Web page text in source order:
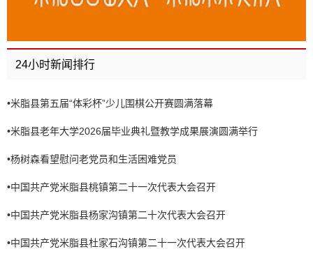
24小时新闻排行
•米脂县第五届“体彩杯”少儿围棋公开赛圆满落幕
•米脂县老年大学2026届毕业典礼暨教学成果展演圆满举行
•杨树森看望慰问老党员和生活困难党员
•中国共产党米脂县桃镇第二十一次代表大会召开
•中国共产党米脂县杨家沟镇第二十次代表大会召开
•中国共产党米脂县杜家石沟镇第二十一次代表大会召开